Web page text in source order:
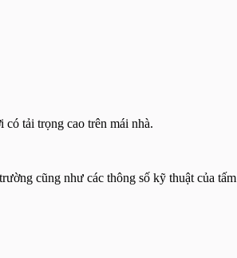
tải trọng cao trên mái nhà.
cũng như các thông số kỹ thuật của